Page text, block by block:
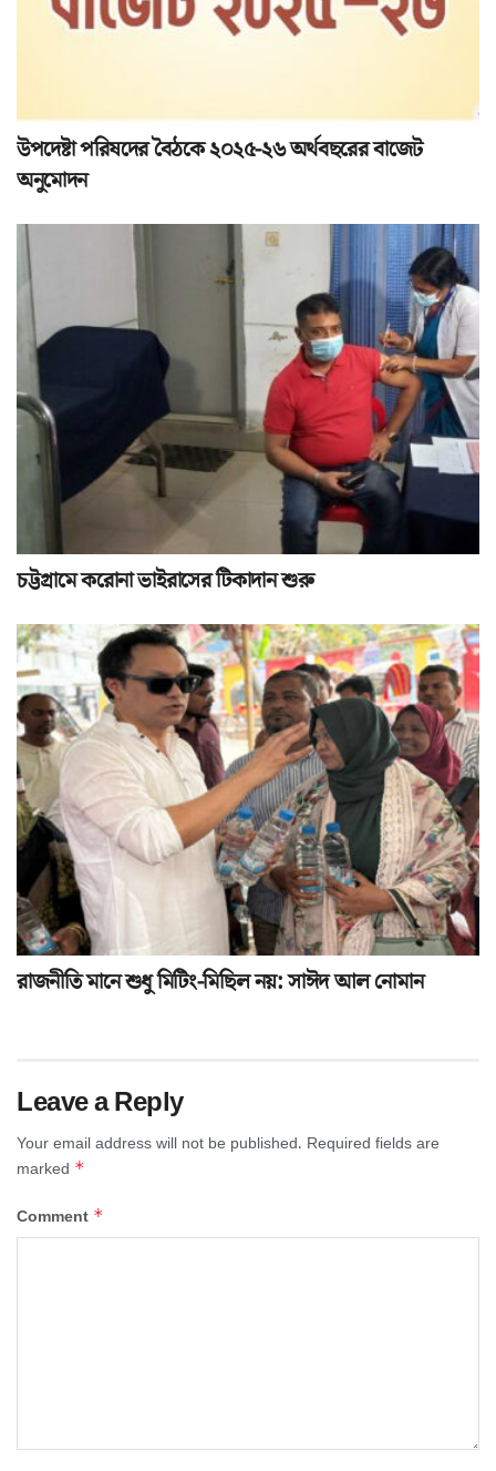
উপদেষ্টা পরিষদের বৈঠকে ২০২৫-২৬ অর্থবছরের বাজেট
অনুমোদন
চট্টগ্রামে করোনা ভাইরাসের টিকাদান শুরু
রাজনীতি মানে শুধু মিটিং-মিছিল নয়: সাঈদ আল নোমান
Leave a Reply
Your email address will not be published. Required fields are
marked *
Comment *